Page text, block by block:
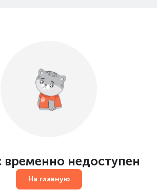
временно недоступен
На главную